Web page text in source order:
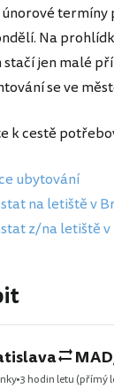
termíny
Na
jen malé
se ve
k cestě
ubytování
na letiště v
z/na letiště
3 hodin letu (přímý